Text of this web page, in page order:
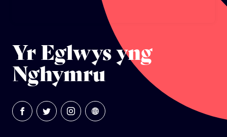
Yr Eglwys yng
Nghymru